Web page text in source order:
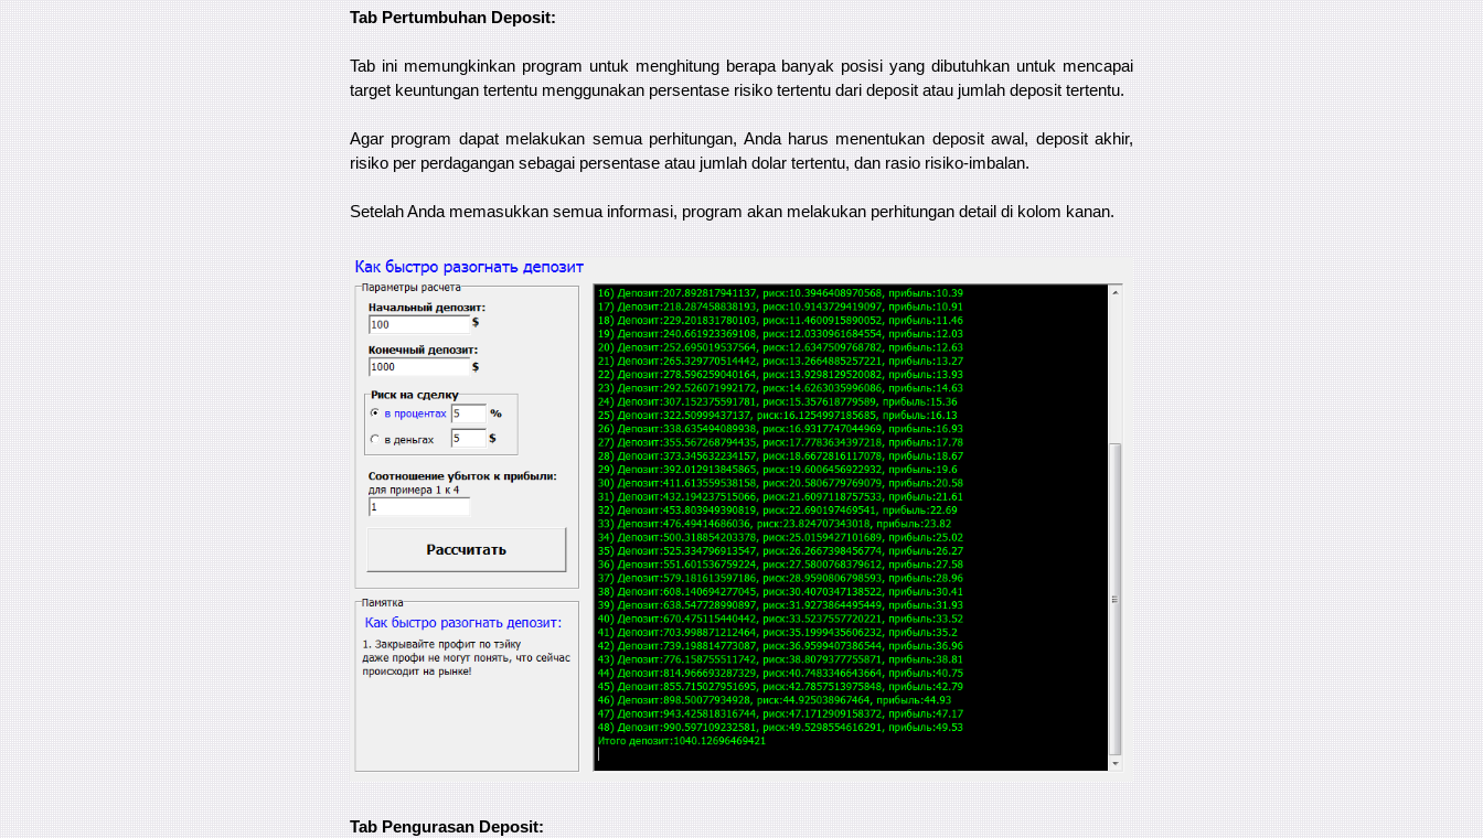
Tab Pertumbuhan Deposit:
Tab ini memungkinkan program untuk menghitung berapa banyak posisi yang dibutuhkan untuk mencapai
target keuntungan tertentu menggunakan persentase risiko tertentu dari deposit atau jumlah deposit tertentu.
Agar program dapat melakukan semua perhitungan, Anda harus menentukan deposit awal, deposit akhir,
risiko per perdagangan sebagai persentase atau jumlah dolar tertentu, dan rasio risiko-imbalan.
Setelah Anda memasukkan semua informasi, program akan melakukan perhitungan detail di kolom kanan.
Tab Pengurasan Deposit: